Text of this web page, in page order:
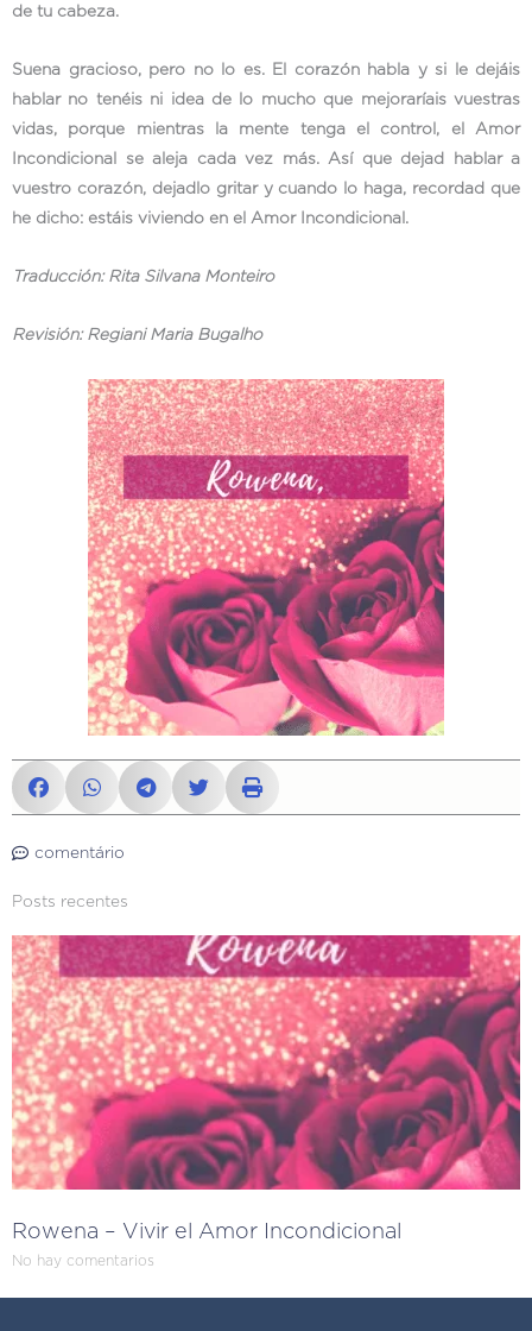
de tu cabeza.
Suena gracioso, pero no lo es. El corazón habla y si le dejáis
hablar no tenéis ni idea de lo mucho que mejoraríais vuestras
vidas, porque mientras la mente tenga el control, el Amor
Incondicional se aleja cada vez más. Así que dejad hablar a
vuestro corazón, dejadlo gritar y cuando lo haga, recordad que
he dicho: estáis viviendo en el Amor Incondicional.
Traducción: Rita Silvana Monteiro
Revisión: Regiani Maria Bugalho
comentário
Posts recentes
Rowena – Vivir el Amor Incondicional
No hay comentarios